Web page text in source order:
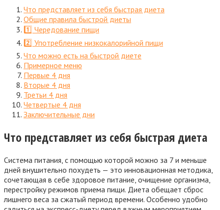
Что представляет из себя быстрая диета
Общие правила быстрой диеты
1️⃣ Чередование пищи
2️⃣ Употребление низкокалорийной пищи
Что можно есть на быстрой диете
Примерное меню
Первые 4 дня
Вторые 4 дня
Третьи 4 дня
Четвертые 4 дня
Заключительные дни
Что представляет из себя быстрая диета
Система питания, с помощью которой можно за 7 и меньше
дней внушительно похудеть — это инновационная методика,
сочетающая в себе здоровое питание, очищение организма,
перестройку режимов приема пищи. Диета обещает сброс
лишнего веса за сжатый период времени. Особенно удобно